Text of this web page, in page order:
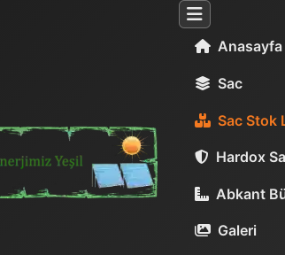
Anasayfa
Sac
Sac Stok
Hardox
Abkant
Galeri